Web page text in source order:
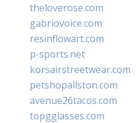
theloverose.com
gabriovoice.com
resinflowart.com
p-sports.net
korsairstreetwear.com
petshopallston.com
avenue26tacos.com
topgglasses.com